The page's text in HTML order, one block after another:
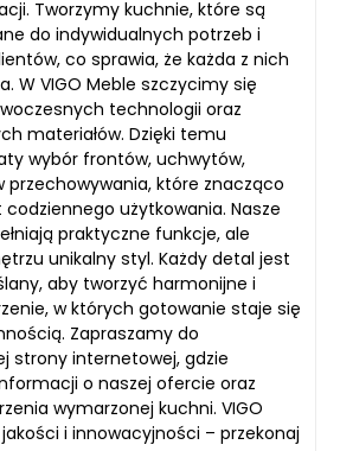
Tworzymy kuchnie, które są
do indywidualnych potrzeb i
co sprawia, że każda z nich
W VIGO Meble szczycimy się
technologii oraz
materiałów. Dzięki temu
wybór frontów, uchwytów,
które znacząco
użytkowania. Nasze
praktyczne funkcje, ale
unikalny styl. Każdy detal jest
aby tworzyć harmonijne i
w których gotowanie staje się
Zapraszamy do
strony internetowej, gdzie
o naszej ofercie oraz
wymarzonej kuchni. VIGO
i innowacyjności – przekonaj